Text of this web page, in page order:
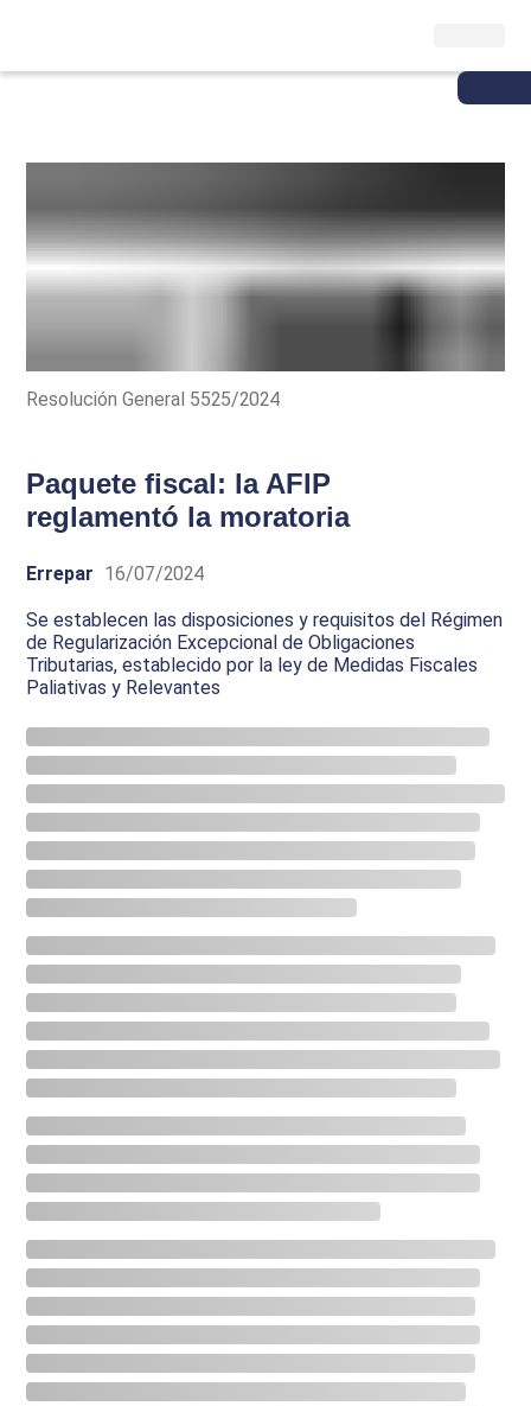
Resolución General 5525/2024
Paquete fiscal: la AFIP
reglamentó la moratoria
Errepar 16/07/2024
Se establecen las disposiciones y requisitos del Régimen
de Regularización Excepcional de Obligaciones
Tributarias, establecido por la ley de Medidas Fiscales
Paliativas y Relevantes